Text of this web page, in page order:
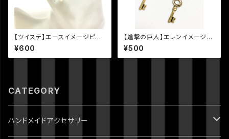
【ツイステ】エースイメージピア
ス
¥600
【進撃の巨人】エレンイメージピ
アス(片耳)
¥500
CATEGORY
ハンドメイドアクセサリー